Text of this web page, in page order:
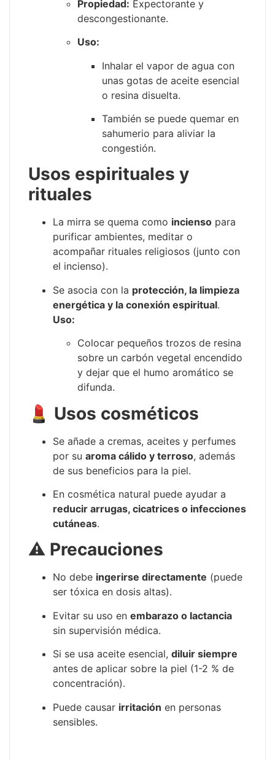
Propiedad: Expectorante y
descongestionante.
Uso:
Inhalar el vapor de agua con
unas gotas de aceite esencial
o resina disuelta.
También se puede quemar en
sahumerio para aliviar la
congestión.
Usos espirituales y
rituales
La mirra se quema como incienso para
purificar ambientes, meditar o
acompañar rituales religiosos (junto con
el incienso).
Se asocia con la protección, la limpieza
energética y la conexión espiritual.
Uso:
Colocar pequeños trozos de resina
sobre un carbón vegetal encendido
y dejar que el humo aromático se
difunda.
💄 Usos cosméticos
Se añade a cremas, aceites y perfumes
por su aroma cálido y terroso, además
de sus beneficios para la piel.
En cosmética natural puede ayudar a
reducir arrugas, cicatrices o infecciones
cutáneas.
⚠️ Precauciones
No debe ingerirse directamente (puede
ser tóxica en dosis altas).
Evitar su uso en embarazo o lactancia
sin supervisión médica.
Si se usa aceite esencial, diluir siempre
antes de aplicar sobre la piel (1-2 % de
concentración).
Puede causar irritación en personas
sensibles.